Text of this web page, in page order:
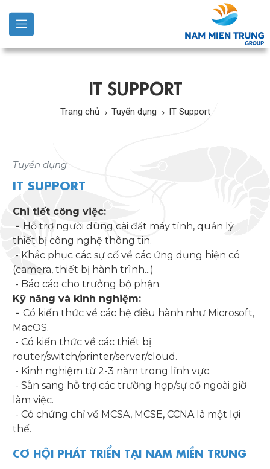
IT SUPPORT
Trang chủ Tuyển dụng IT Support
Tuyển dụng
IT SUPPORT
Chi tiết công việc:
- Hỗ trợ người dùng cài đặt máy tính, quản lý
thiết bị công nghệ thông tin.
- Khắc phục các sự cố về các ứng dụng hiện có
(camera, thiết bị hành trình...)
- Báo cáo cho trưởng bộ phận.
Kỹ năng và kinh nghiệm:
- Có kiến thức về các hệ điều hành như Microsoft,
MacOS.
- Có kiến thức về các thiết bị
router/switch/printer/server/cloud.
- Kinh nghiệm từ 2-3 năm trong lĩnh vực.
- Sẵn sang hỗ trợ các trường hợp/sự cố ngoài giờ
làm việc.
- Có chứng chỉ về MCSA, MCSE, CCNA là một lợi
thế.
CƠ HỘI PHÁT TRIỂN TẠI NAM MIỀN TRUNG